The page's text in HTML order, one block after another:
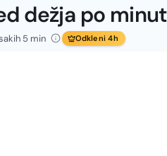
dežja po
5 min Odkleni 4h